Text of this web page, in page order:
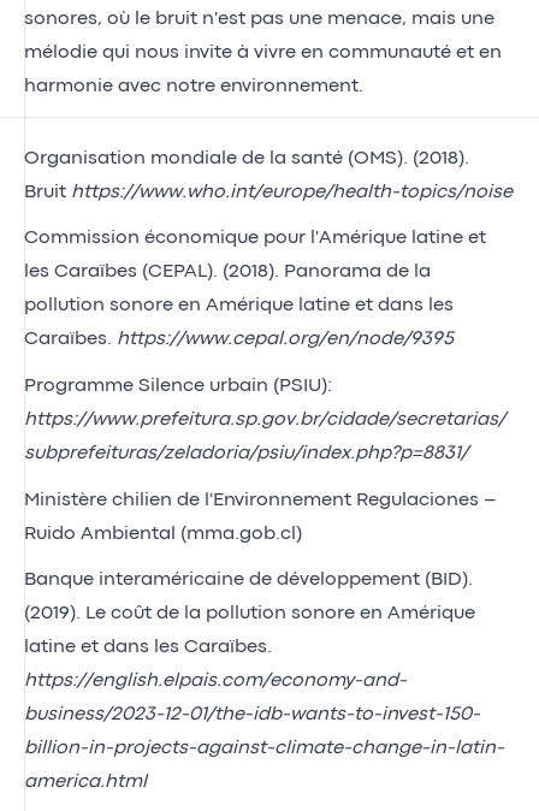
sonores, où le bruit n'est pas une menace, mais une
mélodie qui nous invite à vivre en communauté et en
harmonie avec notre environnement.
Organisation mondiale de la santé (OMS). (2018).
Bruit https://www.who.int/europe/health-topics/noise
Commission économique pour l'Amérique latine et
les Caraïbes (CEPAL). (2018). Panorama de la
pollution sonore en Amérique latine et dans les
Caraïbes. https://www.cepal.org/en/node/9395
Programme Silence urbain (PSIU):
https://www.prefeitura.sp.gov.br/cidade/secretarias/
subprefeituras/zeladoria/psiu/index.php?p=8831/
Ministère chilien de l'Environnement Regulaciones –
Ruido Ambiental (mma.gob.cl)
Banque interaméricaine de développement (BID).
(2019). Le coût de la pollution sonore en Amérique
latine et dans les Caraïbes.
https://english.elpais.com/economy-and-
business/2023-12-01/the-idb-wants-to-invest-150-
billion-in-projects-against-climate-change-in-latin-
america.html